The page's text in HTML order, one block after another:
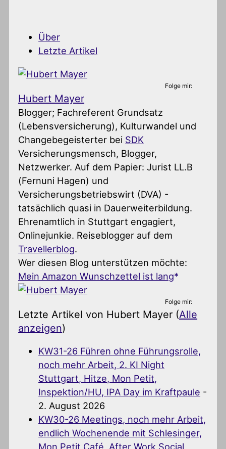
Über
Letzte Artikel
Folge mir:
Hubert Mayer
Blogger; Fachreferent Grundsatz
(Lebensversicherung), Kulturwandel und
Changebegeisterter bei SDK
Versicherungsmensch, Blogger,
Netzwerker. Auf dem Papier: Jurist LL.B
(Fernuni Hagen) und
Versicherungsbetriebswirt (DVA) -
tatsächlich quasi in Dauerweiterbildung.
Ehrenamtlich in Stuttgart engagiert,
Onlinejunkie. Reiseblogger auf dem
Travellerblog.
Wer diesen Blog unterstützen möchte:
Mein Amazon Wunschzettel ist lang
Folge mir:
Letzte Artikel von Hubert Mayer (Alle
anzeigen)
KW31-26 Führen ohne Führungsrolle,
noch mehr Arbeit, 2. KI Night
Stuttgart, Hitze, Mon Petit,
Inspektion/HU, IPA Day im Kraftpaule -
2. August 2026
KW30-26 Meetings, noch mehr Arbeit,
endlich Wochenende mit Schlesinger,
Mon Petit Café, After Work Social